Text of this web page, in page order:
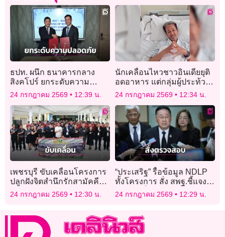
ธปท. ผนึก ธนาคารกลาง
สิงคโปร์ ยกระดับความ
ปลอดภัยทางไซเบอร์
24 กรกฎาคม 2569 12:39 น.
นักเคลื่อนไหวชาวอินเดียยุติ
อดอาหาร แต่กลุ่มผู้ประท้วง
ยังเดินหน้าขับไล่รัฐมนตรี
24 กรกฎาคม 2569 12:34 น.
เพชรบุรี ขับเคลื่อนโครงการ
ปลูกฝังจิตสำนึกรักสามัคคีส่ง
เสริมความปรองดอง ประจำ
ปี 2569
24 กรกฎาคม 2569 12:30 น.
“ประเสริฐ” รื้อข้อมูล NDLP
ทั้งโครงการ สั่ง สพฐ.ชี้แจง
ทุกประเด็น ปมจ้างที่ปรึกษา
475 คน
24 กรกฎาคม 2569 12:29 น.